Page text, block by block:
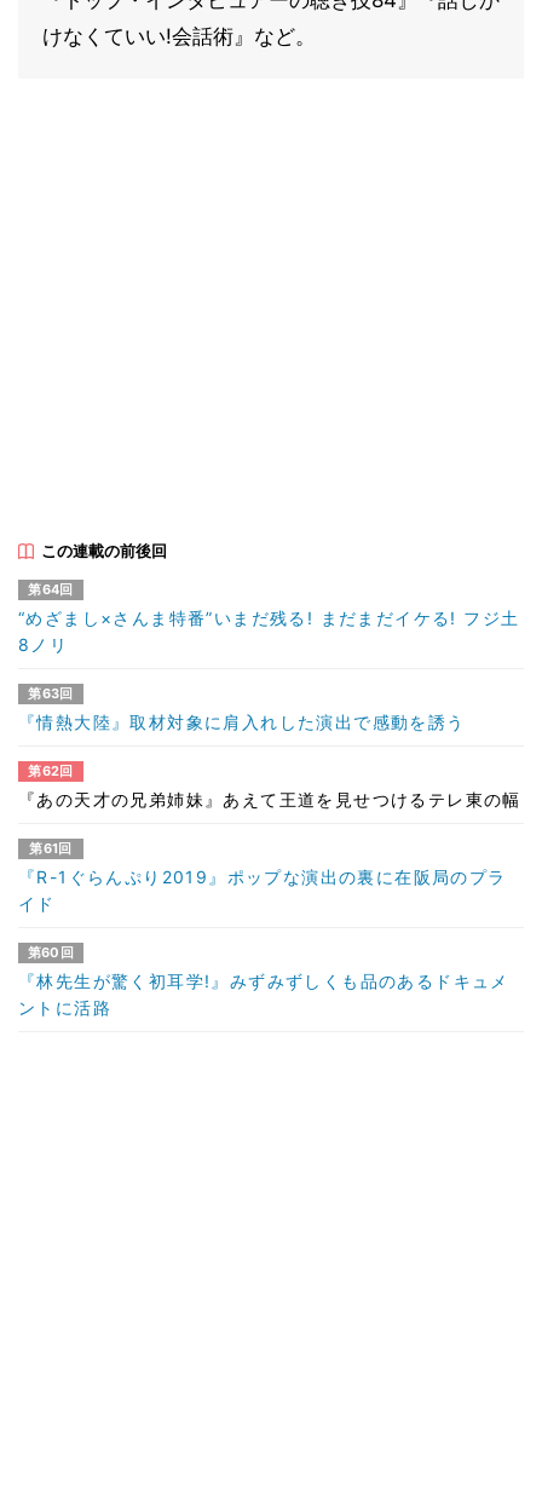
けなくていい!会話術』など。
この連載の前後回
第64回
“めざまし×さんま特番”いまだ残る! まだまだイケる! フジ土
8ノリ
第63回
『情熱大陸』取材対象に肩入れした演出で感動を誘う
第62回
『あの天才の兄弟姉妹』あえて王道を見せつけるテレ東の幅
第61回
『R-1ぐらんぷり2019』ポップな演出の裏に在阪局のプラ
イド
第60回
『林先生が驚く初耳学!』みずみずしくも品のあるドキュメ
ントに活路